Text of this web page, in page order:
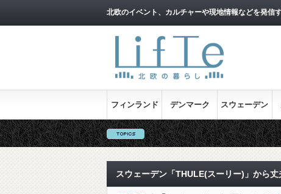
北欧のイベント、カルチャーや現地情報などを発信
フィンランド デンマーク スウェーデン
スウェーデン「THULE(スーリー)」から